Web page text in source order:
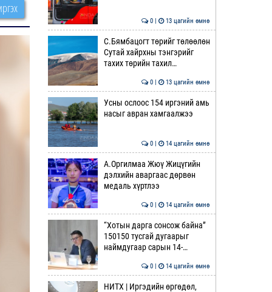
0 | 13 цагийн өмнө
С.Бямбацогт төрийг төлөөлөн
Сутай хайрхны тэнгэрийг
тахих төрийн тахил…
0 | 13 цагийн өмнө
Усны ослоос 154 иргэний амь
насыг авран хамгаалжээ
0 | 14 цагийн өмнө
А.Оргилмаа Жюү Жицүгийн
дэлхийн аваргаас дөрвөн
медаль хүртлээ
0 | 14 цагийн өмнө
“Хотын дарга сонсож байна”
150150 тусгай дугаарыг
наймдугаар сарын 14-…
0 | 14 цагийн өмнө
НИТХ | Иргэдийн өргөдөл,